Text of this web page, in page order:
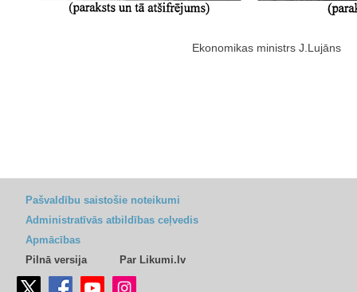
Ekonomikas ministrs J.Lujāns
Pašvaldību saistošie noteikumi
Administratīvās atbildības ceļvedis
Apmācības
Pilnā versija
Par Likumi.lv